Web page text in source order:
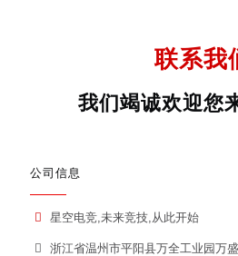
联系我
我们竭诚欢迎您
公司信息
星空电竞,未来竞技,从此开始
浙江省温州市平阳县万全工业园万